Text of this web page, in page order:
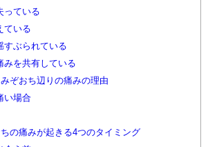
っている
ている
すぶられている
みを共有している
ぞおち辺りの痛みの理由
い場合
の痛みが起きる4つのタイミング